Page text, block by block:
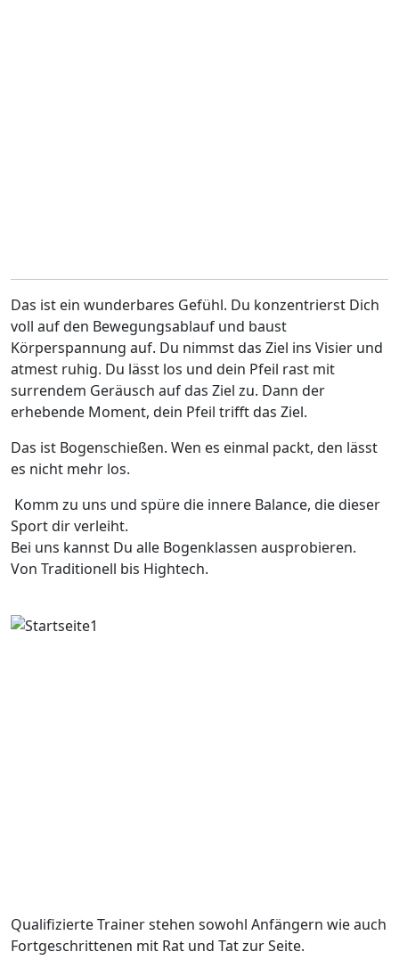
Das ist ein wunderbares Gefühl. Du konzentrierst Dich
voll auf den Bewegungsablauf und baust
Körperspannung auf. Du nimmst das Ziel ins Visier und
atmest ruhig. Du lässt los und dein Pfeil rast mit
surrendem Geräusch auf das Ziel zu. Dann der
erhebende Moment, dein Pfeil trifft das Ziel.
Das ist Bogenschießen. Wen es einmal packt, den lässt
es nicht mehr los.
Komm zu uns und spüre die innere Balance, die dieser
Sport dir verleiht.
Bei uns kannst Du alle Bogenklassen ausprobieren.
Von Traditionell bis Hightech.
Qualifizierte Trainer stehen sowohl Anfängern wie auch
Fortgeschrittenen mit Rat und Tat zur Seite.